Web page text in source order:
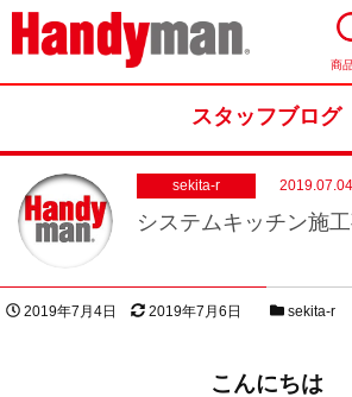
お風呂やキッチンのリフォーム
商
スタッフブログ
sekita-r 2019.07.04
システムキッチン施工
投稿日
2019年7月4日 更新日
2019年7月6日
スタッフブ
sekita-r
こんにちは